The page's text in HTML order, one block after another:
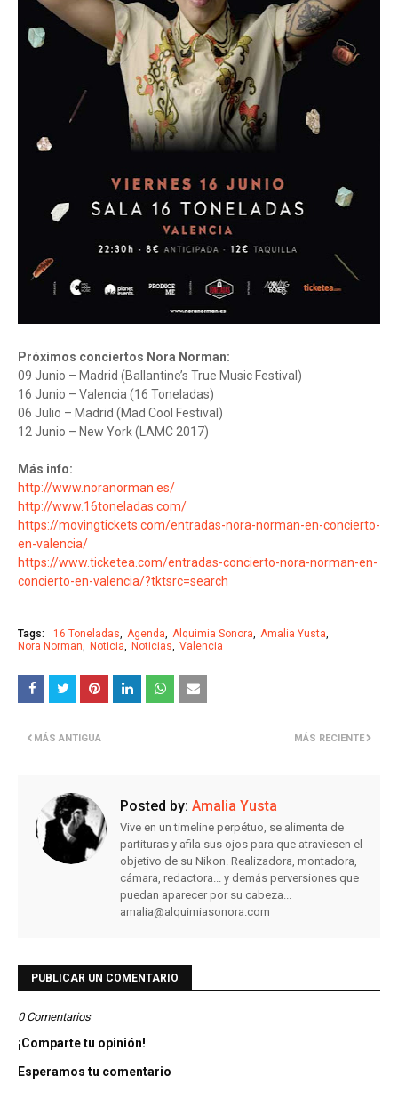
Próximos conciertos Nora Norman:
09 Junio – Madrid (Ballantine’s True Music Festival)
16 Junio – Valencia (16 Toneladas)
06 Julio – Madrid (Mad Cool Festival)
12 Junio – New York (LAMC 2017)
Más info:
http://www.noranorman.es/
http://www.16toneladas.com/
https://movingtickets.com/entradas-nora-norman-en-concierto-
en-valencia/
https://www.ticketea.com/entradas-concierto-nora-norman-en-
concierto-en-valencia/?tktsrc=search
Tags: 16 Toneladas Agenda Alquimia Sonora
Amalia Yusta
Nora Norman
Noticia Noticias Valencia
MÁS RECIENTE
MÁS ANTIGUA
Posted by: Amalia Yusta
Vive en un timeline perpétuo, se alimenta de
partituras y afila sus ojos para que atraviesen el
objetivo de su Nikon. Realizadora, montadora,
cámara, redactora... y demás perversiones que
puedan aparecer por su cabeza...
amalia@alquimiasonora.com
PUBLICAR UN COMENTARIO
0 Comentarios
¡Comparte tu opinión!
Esperamos tu comentario